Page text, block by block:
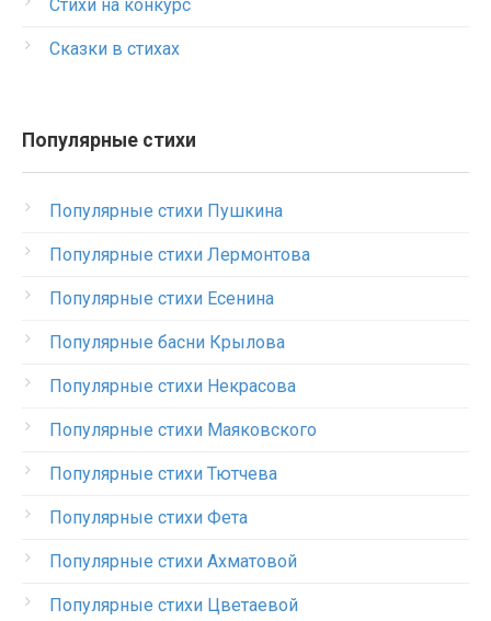
Стихи на конкурс
Сказки в стихах
Популярные стихи
Популярные стихи Пушкина
Популярные стихи Лермонтова
Популярные стихи Есенина
Популярные басни Крылова
Популярные стихи Некрасова
Популярные стихи Маяковского
Популярные стихи Тютчева
Популярные стихи Фета
Популярные стихи Ахматовой
Популярные стихи Цветаевой